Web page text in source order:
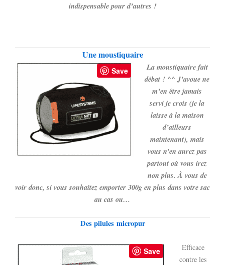
indispensable pour d’autres !
Une moustiquaire
Save
La moustiquaire fait
débat ! ^^ J’avoue ne
m’en être jamais
servi je crois (je la
laisse à la maison
d’ailleurs
maintenant), mais
vous n’en aurez pas
partout où vous irez
non plus. À vous de
voir donc, si vous souhaitez emporter 300g en plus dans votre sac
au cas ou…
Des pilules micropur
Save
Efficace
contre les